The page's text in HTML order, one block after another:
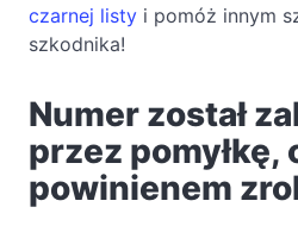
czarnej listy i pomóż innym
szkodnika!
Numer został
przez pomyłkę,
powinienem